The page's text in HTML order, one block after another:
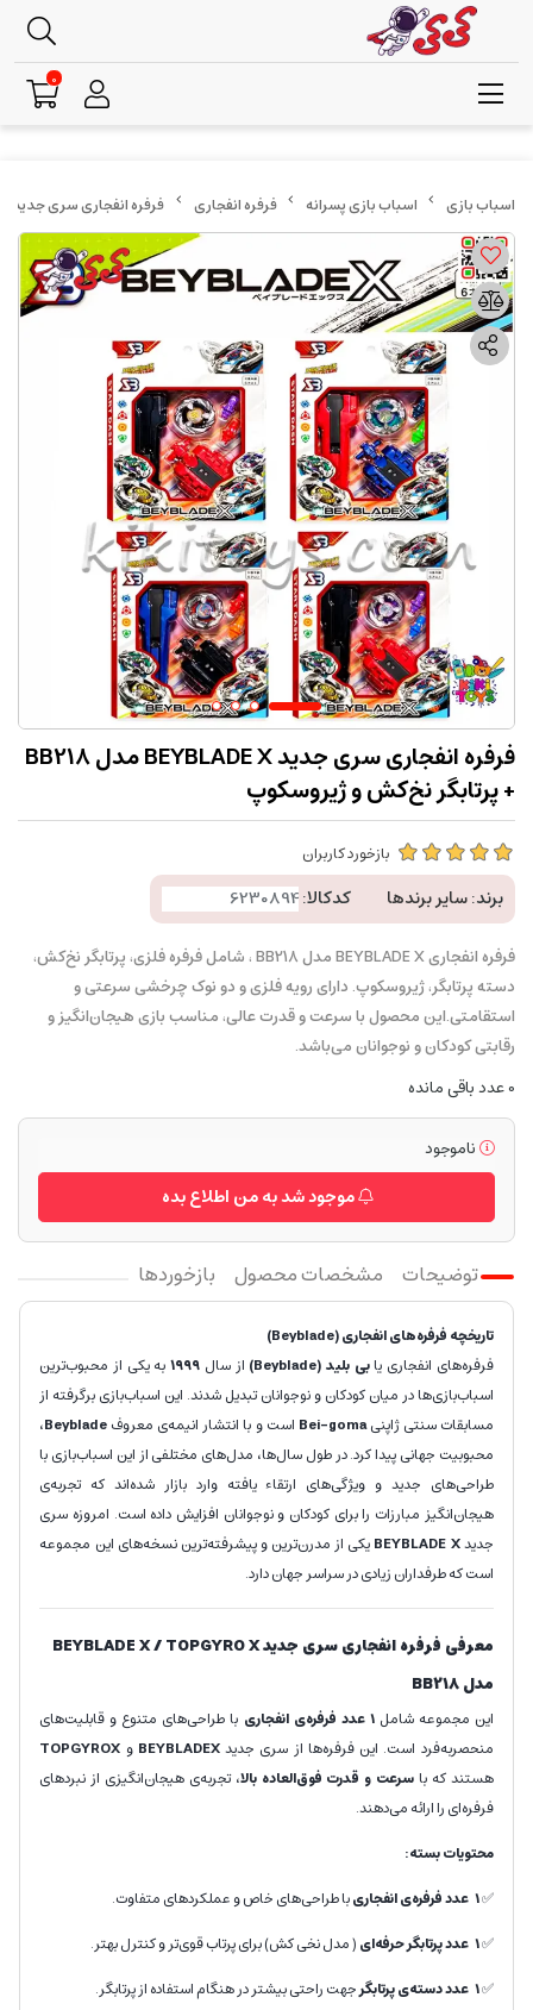
اسباب بازی پسرانه فرفره انفجاری فرفره انفجاری سری جدید BEYBLADE X مدل BB218 + پرتابگر نخ‌کش و ژیروسکوپ
فرفره انفجاری سری جدید BEYBLADE X مدل BB218
+ پرتابگر نخ‌کش و ژیروسکوپ
بازخورد کاربران
برند:سایر برندها کدکالا:
فرفره انفجاری BEYBLADE X مدل BB218 ، شامل فرفره فلزی، پرتابگر نخ‌کش،
دسته پرتابگر، ژیروسکوپ. دارای رویه فلزی و دو نوک چرخشی سرعتی و
استقامتی.این محصول با سرعت و قدرت عالی، مناسب بازی هیجان‌انگیز و
رقابتی کودکان و نوجوانان می‌باشد.
0عدد باقی مانده
ناموجود
موجود شد به من اطلاع بده
توضیحات مشخصات محصول بازخوردها
تاریخچه فرفره‌های انفجاری (Beyblade)
فرفره‌های انفجاری یابی بلید (Beyblade) از سال ۱۹۹۹به یکی از محبوب‌ترین
اسباب‌بازی‌ها در میان کودکان و نوجوانان تبدیل شدند. این اسباب‌بازی برگرفته از
مسابقات سنتی ژاپنیBei-goma است و با انتشار انیمه‌ی معروفBeyblade،
محبوبیت جهانی پیدا کرد. در طول سال‌ها، مدل‌های مختلفی از این اسباب‌بازی با
طراحی‌های جدید و ویژگی‌های ارتقاء یافته وارد بازار شده‌اند که تجربه‌ی
هیجان‌انگیز مبارزات را برای کودکان و نوجوانان افزایش داده است. امروزه سری
جدیدBEYBLADE Xیکی از مدرن‌ترین و پیشرفته‌ترین نسخه‌های این مجموعه
است که طرفداران زیادی در سراسر جهان دارد.
معرفی فرفره انفجاری سری جدید BEYBLADE X / TOPGYRO X
مدل BB218
این مجموعه شامل1 عدد فرفره‌ی انفجاری
با طراحی‌های متنوع و قابلیت‌های
منحصربه‌فرد است. این فرفره‌ها از سری جدیدBEYBLADEX و TOPGYROX
هستند که باسرعت و قدرت فوق‌العاده بالا، تجربه‌ی هیجان‌انگیزی از نبردهای
فرفره‌ای را ارائه می‌دهند.
محتویات بسته:
✅1 عدد فرفره‌ی انفجاری
با طراحی‌های خاص و عملکردهای متفاوت.
✅1 عدد پرتابگر حرفه‌ای
( مدل نخی کش) برای پرتاب قوی‌تر و کنترل بهتر.
✅1 عدد دسته‌ی پرتابگر
جهت راحتی بیشتر در هنگام استفاده از پرتابگر.
0